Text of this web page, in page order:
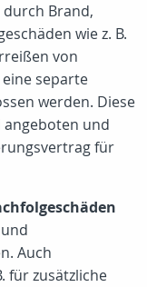
Brand,
wie z. B.
von
separte
werden. Diese
und
für
Auch
für zusätzliche